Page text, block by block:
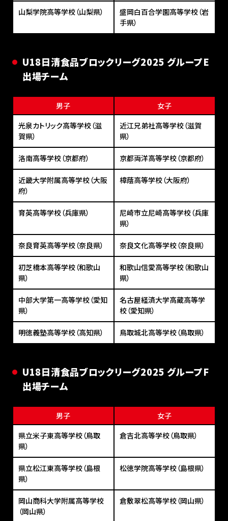
山梨学院高等学校（山梨県）
盛岡白百合学園高等学校（岩
手県）
U18⽇清⾷品ブロックリーグ2025 グループE
出場チーム
男子
女子
光泉カトリック高等学校（滋
賀県）
近江兄弟社高等学校（滋賀
県）
洛南高等学校（京都府） 京都両洋高等学校（京都府）
近畿大学附属高等学校（大阪
府）
樟蔭高等学校（大阪府）
育英高等学校（兵庫県）
尼崎市立尼崎高等学校（兵庫
県）
奈良育英高等学校（奈良県） 奈良文化高等学校（奈良県）
初芝橋本高等学校（和歌山
県）
和歌山信愛高等学校（和歌山
県）
中部大学第一高等学校（愛知
県）
名古屋経済大学高蔵高等学
校（愛知県）
明徳義塾高等学校（高知県） 鳥取城北高等学校（鳥取県）
U18⽇清⾷品ブロックリーグ2025 グループF
出場チーム
男子
女子
県立米子東高等学校（鳥取
県）
倉吉北高等学校（鳥取県）
県立松江東高等学校（島根
県）
松徳学院高等学校（島根県）
岡山商科大学附属高等学校
（岡山県）
倉敷翠松高等学校（岡山県）